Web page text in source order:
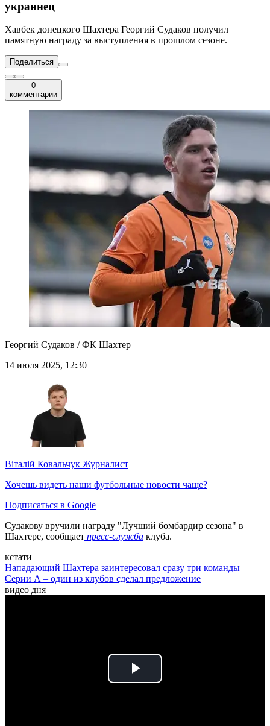
украинец
Хавбек донецкого Шахтера Георгий Судаков получил
памятную награду за выступления в прошлом сезоне.
Поделиться
0
комментарии
Георгий Судаков / ФК Шахтер
14 июля 2025, 12:30
Віталій Ковальчук Журналист
Хочешь видеть наши футбольные новости чаще?
Подписаться в Google
Судакову вручили награду "Лучший бомбардир сезона" в
Шахтере, сообщает пресс-служба клуба.
кстати
Нападающий Шахтера заинтересовал сразу три команды
Серии А – один из клубов сделал предложение
видео дня
Play